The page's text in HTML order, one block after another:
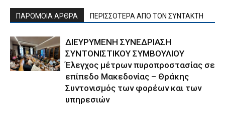
ΠΑΡΟΜΟΙΑ ΑΡΘΡΑ ΠΕΡΙΣΣΟΤΕΡΑ ΑΠΟ ΤΟΝ ΣΥΝΤΑΚΤΗ
ΔΙΕΥΡΥΜΕΝΗ ΣΥΝΕΔΡΙΑΣΗ
ΣΥΝΤΟΝΙΣΤΙΚΟΥ ΣΥΜΒΟΥΛΙΟΥ
Έλεγχος μέτρων πυροπροστασίας σε
επίπεδο Μακεδονίας – Θράκης
Συντονισμός των φορέων και των
υπηρεσιών